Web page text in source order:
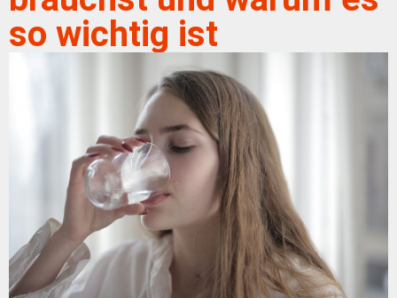
so wichtig ist